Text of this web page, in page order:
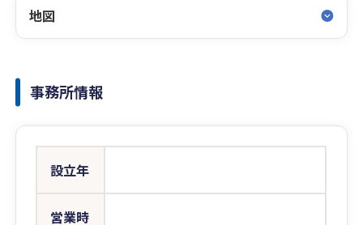
地図
事務所情報
設立年
営業時